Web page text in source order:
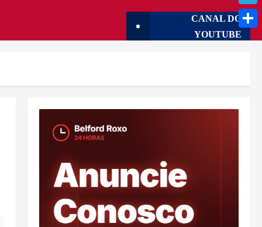
CANAL DO
YOUTUBE